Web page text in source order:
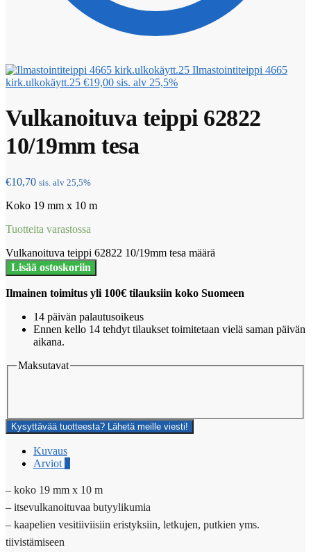
Ilmastointiteippi 4665
kirk.ulkokäytt.25 €19,00 sis. alv 25,5%
Vulkanoituva teippi 62822
10/19mm tesa
€10,70 sis. alv 25,5%
Koko 19 mm x 10 m
Tuotteita varastossa
Vulkanoituva teippi 62822 10/19mm tesa määrä
Lisää ostoskoriin
Ilmainen toimitus yli 100€ tilauksiin koko Suomeen
14 päivän palautusoikeus
Ennen kello 14 tehdyt tilaukset toimitetaan vielä saman päivän
aikana.
Maksutavat
Kysyttävää tuotteesta? Lähetä meille viesti!
Kuvaus
Arviot 0
– koko 19 mm x 10 m
– itsevulkanoituvaa butyylikumia
– kaapelien vesitiiviisiin eristyksiin, letkujen, putkien yms.
tiivistämiseen